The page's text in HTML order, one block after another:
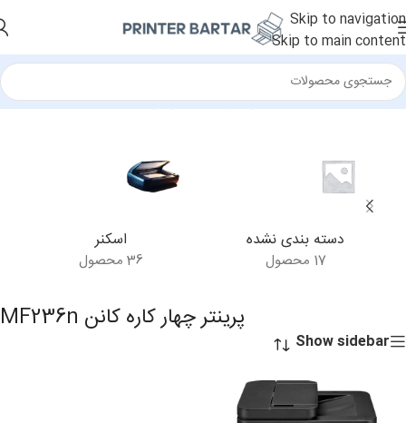
Skip to navigation
Skip to main content
خانه/محصولات برچسب خورده “پرینتر چهار کاره کانن MF236n”
دسته بندی نشده
17 محصول
اسکنر
36 محصول
پرینتر چهار کاره کانن MF236n
Show sidebar